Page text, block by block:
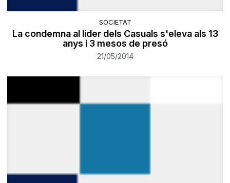
SOCIETAT
La condemna al líder dels Casuals s'eleva als 13
anys i 3 mesos de presó
21/05/2014